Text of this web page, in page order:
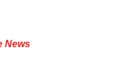
News